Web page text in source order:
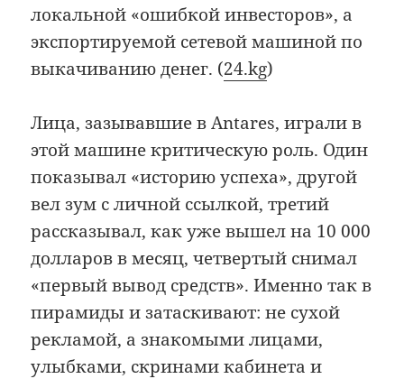
локальной «ошибкой инвесторов», а
экспортируемой сетевой машиной по
выкачиванию денег. (24.kg)
Лица, зазывавшие в Antares, играли в
этой машине критическую роль. Один
показывал «историю успеха», другой
вел зум с личной ссылкой, третий
рассказывал, как уже вышел на 10 000
долларов в месяц, четвертый снимал
«первый вывод средств». Именно так в
пирамиды и затаскивают: не сухой
рекламой, а знакомыми лицами,
улыбками, скринами кабинета и